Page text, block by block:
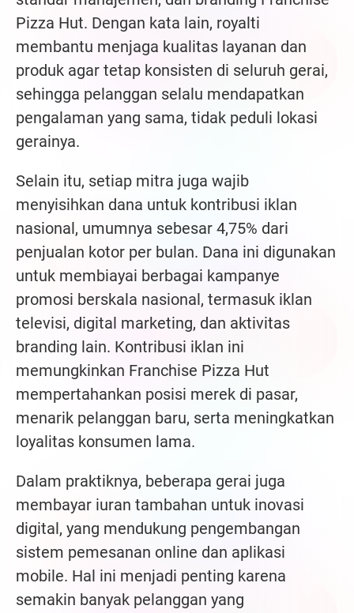
Pizza Hut. Dengan kata lain, royalti
membantu menjaga kualitas layanan dan
produk agar tetap konsisten di seluruh gerai,
sehingga pelanggan selalu mendapatkan
pengalaman yang sama, tidak peduli lokasi
gerainya.
Selain itu, setiap mitra juga wajib
menyisihkan dana untuk kontribusi iklan
nasional, umumnya sebesar 4,75% dari
penjualan kotor per bulan. Dana ini digunakan
untuk membiayai berbagai kampanye
promosi berskala nasional, termasuk iklan
televisi, digital marketing, dan aktivitas
branding lain. Kontribusi iklan ini
memungkinkan Franchise Pizza Hut
mempertahankan posisi merek di pasar,
menarik pelanggan baru, serta meningkatkan
loyalitas konsumen lama.
Dalam praktiknya, beberapa gerai juga
membayar iuran tambahan untuk inovasi
digital, yang mendukung pengembangan
sistem pemesanan online dan aplikasi
mobile. Hal ini menjadi penting karena
semakin banyak pelanggan yang